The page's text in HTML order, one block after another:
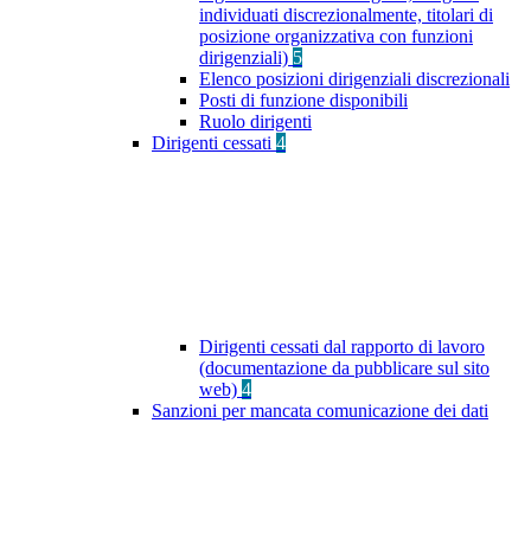
individuati discrezionalmente, titolari di
posizione organizzativa con funzioni
dirigenziali) 5
Elenco posizioni dirigenziali discrezionali
Posti di funzione disponibili
Ruolo dirigenti
Dirigenti cessati 4
Dirigenti cessati dal rapporto di lavoro
(documentazione da pubblicare sul sito
web) 4
Sanzioni per mancata comunicazione dei dati